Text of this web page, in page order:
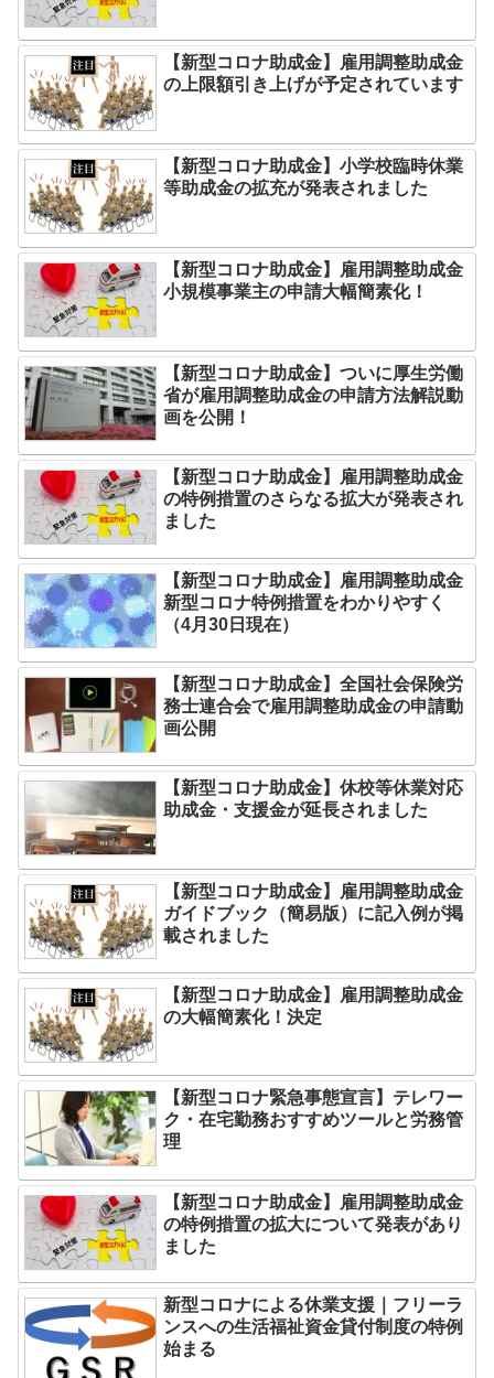
【新型コロナ助成金】雇用調整助成金
の上限額引き上げが予定されています
【新型コロナ助成金】小学校臨時休業
等助成金の拡充が発表されました
【新型コロナ助成金】雇用調整助成金
小規模事業主の申請大幅簡素化！
【新型コロナ助成金】ついに厚生労働
省が雇用調整助成金の申請方法解説動
画を公開！
【新型コロナ助成金】雇用調整助成金
の特例措置のさらなる拡大が発表され
ました
【新型コロナ助成金】雇用調整助成金
新型コロナ特例措置をわかりやすく
（4月30日現在）
【新型コロナ助成金】全国社会保険労
務士連合会で雇用調整助成金の申請動
画公開
【新型コロナ助成金】休校等休業対応
助成金・支援金が延長されました
【新型コロナ助成金】雇用調整助成金
ガイドブック（簡易版）に記入例が掲
載されました
【新型コロナ助成金】雇用調整助成金
の大幅簡素化！決定
【新型コロナ緊急事態宣言】テレワー
ク・在宅勤務おすすめツールと労務管
理
【新型コロナ助成金】雇用調整助成金
の特例措置の拡大について発表があり
ました
新型コロナによる休業支援｜フリーラ
ンスへの生活福祉資金貸付制度の特例
始まる